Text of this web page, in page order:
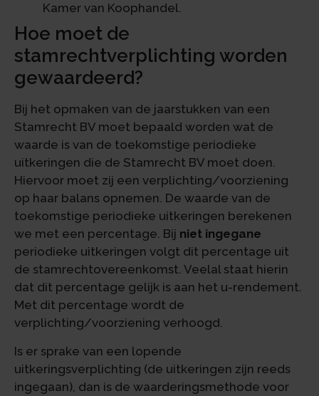
Kamer van Koophandel.
Hoe moet de
stamrechtverplichting worden
gewaardeerd?
Bij het opmaken van de jaarstukken van een
Stamrecht BV moet bepaald worden wat de
waarde is van de toekomstige periodieke
uitkeringen die de Stamrecht BV moet doen.
Hiervoor moet zij een verplichting/voorziening
op haar balans opnemen. De waarde van de
toekomstige periodieke uitkeringen berekenen
we met een percentage. Bij niet ingegane
periodieke uitkeringen volgt dit percentage uit
de stamrechtovereenkomst. Veelal staat hierin
dat dit percentage gelijk is aan het u-rendement.
Met dit percentage wordt de
verplichting/voorziening verhoogd.
Is er sprake van een lopende
uitkeringsverplichting (de uitkeringen zijn reeds
ingegaan), dan is de waarderingsmethode voor